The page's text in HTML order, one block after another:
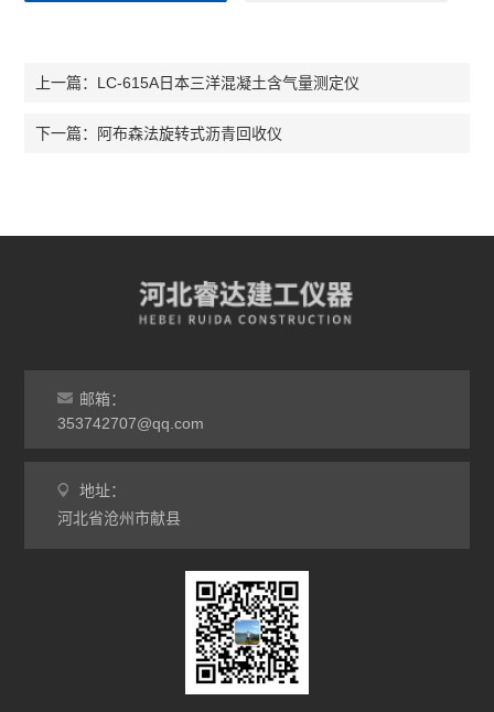
上一篇： LC-615A日本三洋混凝土含气量测定仪
下一篇： 阿布森法旋转式沥青回收仪
邮箱：
353742707@qq.com
地址：
河北省沧州市献县